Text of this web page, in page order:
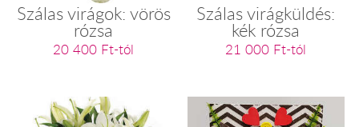
Szálas virágok: vörös
rózsa
20 400 Ft-tól
Szálas virágküldés:
kék rózsa
21 000 Ft-tól